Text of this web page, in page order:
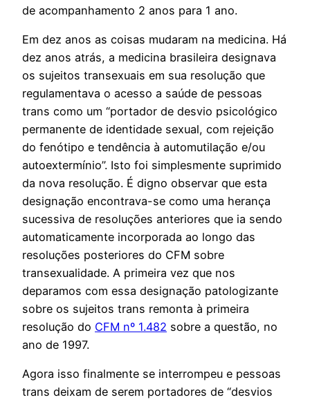
de acompanhamento 2 anos para 1 ano.
Em dez anos as coisas mudaram na medicina. Há
dez anos atrás, a medicina brasileira designava
os sujeitos transexuais em sua resolução que
regulamentava o acesso a saúde de pessoas
trans como um “portador de desvio psicológico
permanente de identidade sexual, com rejeição
do fenótipo e tendência à automutilação e/ou
autoextermínio”. Isto foi simplesmente suprimido
da nova resolução. É digno observar que esta
designação encontrava-se como uma herança
sucessiva de resoluções anteriores que ia sendo
automaticamente incorporada ao longo das
resoluções posteriores do CFM sobre
transexualidade. A primeira vez que nos
deparamos com essa designação patologizante
sobre os sujeitos trans remonta à primeira
resolução do CFM nº 1.482 sobre a questão, no
ano de 1997.
Agora isso finalmente se interrompeu e pessoas
trans deixam de serem portadores de “desvios